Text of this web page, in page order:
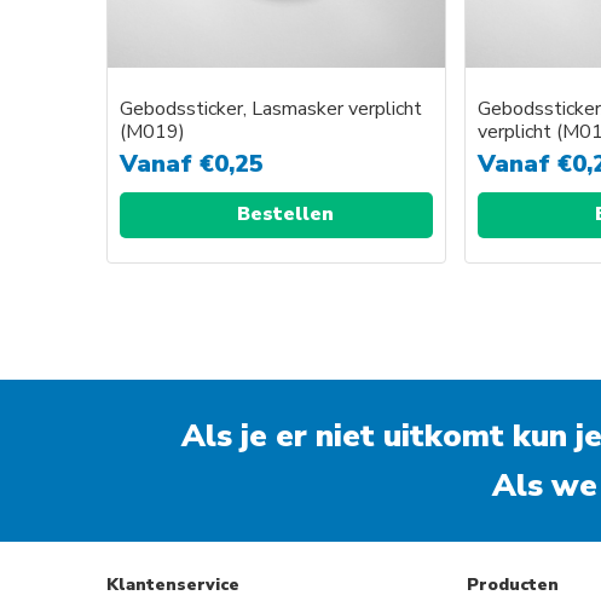
Gebodssticker, Lasmasker verplicht
(M019)
Vanaf €0,25
Bestellen
verplicht
Vanaf €
Als je er niet uitkomt kun
Als
Klantenservice Producten